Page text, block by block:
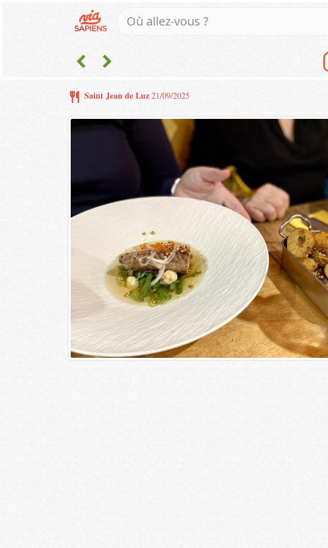
chevron_left chevron_right
restaurant Saint Jean de Luz 21/09/2025